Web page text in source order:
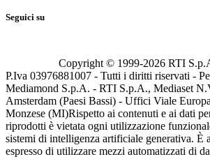
Seguici su
Copyright © 1999-2026 RTI
P.Iva 03976881007 - Tutti i diritti riservati -
Mediamond S.p.A. - RTI S.p.A., Mediaset
Amsterdam (Paesi Bassi) - Uffici Viale
Monzese (MI)Rispetto ai contenuti e ai dati
riprodotti è vietata ogni utilizzazione
sistemi di intelligenza artificiale generativa. È
espresso di utilizzare mezzi automatizzati di